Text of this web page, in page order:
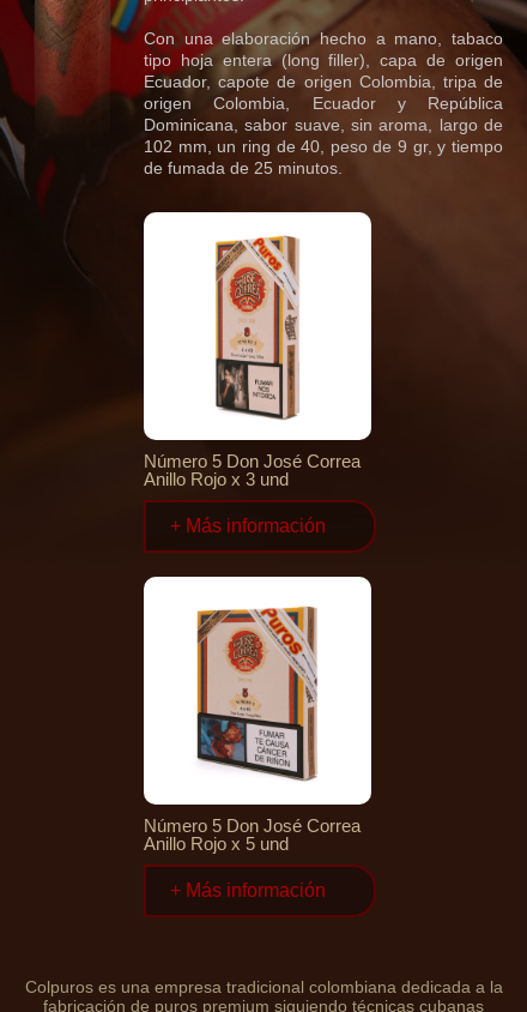
Con una elaboración hecho a mano, tabaco
tipo hoja entera (long filler), capa de origen
Ecuador, capote de origen Colombia, tripa de
origen Colombia, Ecuador y República
Dominicana, sabor suave, sin aroma, largo de
102 mm, un ring de 40, peso de 9 gr, y tiempo
de fumada de 25 minutos.
Número 5 Don José Correa
Anillo Rojo x 3 und
+ Más información
Número 5 Don José Correa
Anillo Rojo x 5 und
+ Más información
Colpuros es una empresa tradicional colombiana dedicada a la
fabricación de puros premium siguiendo técnicas cubanas